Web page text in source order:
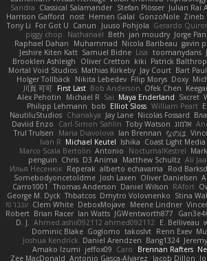
Sandra Classical Salamander Stefan Plösser Julian Rai
Harrison Gafford
nost Hemen Galal GonzoNole Zineb
Tony Li For Got U Canun Juuso Pohjola Gerardo
piggy chop
Nathanaël Beth jan moudry Jorge
Raphael Dahan
Muhammad Nicola Baribeau gavin
Jeshire Kiten Katt Samuel Bidne Lisa toomanydans
Brooklen Ashleigh
Oliver Cretton kiki Patrick Balthrop
Mortal Void Studios Mathias Kirkeby Jay Court Bart
Holger Tollbäck Nikita Lebedev Filip Morys Doxy
川頁 可可 First Last Bob Anderson Ofek Chen
Alex Pehotin
Michael R Sai Maya Enderland Sxcret
Philipp Lehmann bob Elliot Sloss William Peart
NautiluStudios Chanakya Jay Lane Nicolas Fossard
Daviid Enzo
Carl-Simon Sahlin Toby Watson אלמוג
Trul Trulsen
Maria Diavolova Ian Brennan なのは
Ivan R Michael Keutel Ishika Coast Light Media
Marco Scala Bertolin Antonio NocturnalKestrel
penguin Chris D3 Anima Matthew Schultz Ali
Илья Несенюк Reperak alberto echavarria Rod
Somebodyoncetoldme Josh Laxen Oliver Danielsen
Carro1001
Thomas Anderson Daniel Wilson RAfort
George M. Dyck Thbatcos Dmytro Volovnenko Stina
ענבר פז Clem White DeboxMojave Meene Lindner
Robert Brian Racer Ian Watts JGWentworth877
D. J. Ahmed.ashii092112 ahmed092112 E. Belliveau
Dominic Blake Goglomo takoslvt Renn Exev
Joshua Kendrick Daniel Arendzen Bang1324
Amako Izumi jeffox09 Caro Brennan Rafters
Zee MacDonald Antonio Gasca-Alvarez Jacob Dillon